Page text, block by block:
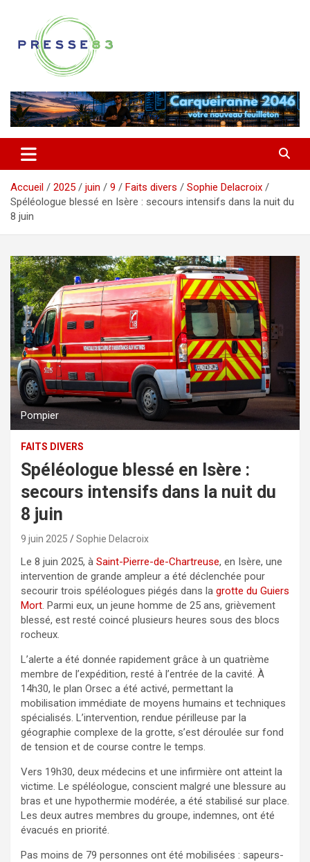
contenu
Presse 83
Accueil 2025 juin 9 Faits divers
Sophie Delacroix
Spéléologue blessé en Isère : secours intensifs dans la nuit du
8 juin
Pompier
FAITS DIVERS
Spéléologue blessé en Isère :
secours intensifs dans la nuit du
8 juin
9 juin 2025 Sophie Delacroix
Le 8 juin 2025, à Saint-Pierre-de-Chartreuse, en Isère, une
intervention de grande ampleur a été déclenchée pour
secourir trois spéléologues piégés dans la grotte du Guiers
Mort. Parmi eux, un jeune homme de 25 ans, grièvement
blessé, est resté coincé plusieurs heures sous des blocs
rocheux.
L’alerte a été donnée rapidement grâce à un quatrième
membre de l’expédition, resté à l’entrée de la cavité. À
14h30, le plan Orsec a été activé, permettant la
mobilisation immédiate de moyens humains et techniques
spécialisés. L’intervention, rendue périlleuse par la
géographie complexe de la grotte, s’est déroulée sur fond
de tension et de course contre le temps.
Vers 19h30, deux médecins et une infirmière ont atteint la
victime. Le spéléologue, conscient malgré une blessure au
bras et une hypothermie modérée, a été stabilisé sur place.
Les deux autres membres du groupe, indemnes, ont été
évacués en priorité.
Pas moins de 79 personnes ont été mobilisées : sapeurs-